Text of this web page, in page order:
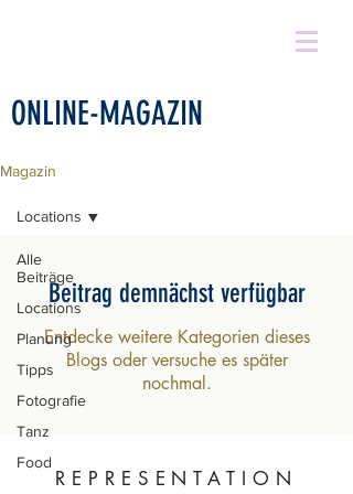
ONLINE-MAGAZIN
Magazin
Alle
Beiträge
Locations
Planung
Tipps
Fotografie
Tanz
Food
Locations
Beitrag demnächst verfügbar
Entdecke weitere Kategorien dieses
Blogs oder versuche es später
nochmal.
REPRESENTATION